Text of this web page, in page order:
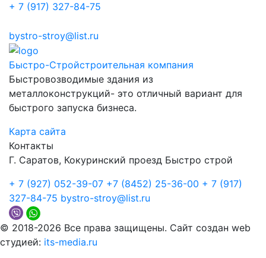
+ 7 (917) 327-84-75
bystro-stroy@list.ru
Быстро-Стройстроительная компания
Быстровозводимые здания из
металлоконструкций- это отличный вариант для
быстрого запуска бизнеса.
Карта сайта
Контакты
Г. Саратов, Кокуринский проезд Быстро строй
+ 7 (927) 052-39-07 +7 (8452) 25-36-00 + 7 (917)
327-84-75 bystro-stroy@list.ru
© 2018-2026 Все права защищены. Сайт создан web
студией: its-media.ru